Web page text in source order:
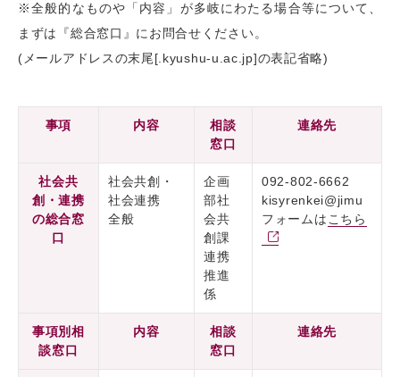
※全般的なものや「内容」が多岐にわたる場合等について、
まずは『総合窓口』にお問合せください。
(メールアドレスの末尾[.kyushu-u.ac.jp]の表記省略)
事項 内容
相談
窓口
連絡先
社会共
創・連携
の総合窓
口
社会共創・
社会連携
全般
企画
部社
会共
創課
連携
推進
係
092-802-6662
kisyrenkei@jimu
フォームは こちら
事項別相
談窓口
内容
相談
窓口
連絡先